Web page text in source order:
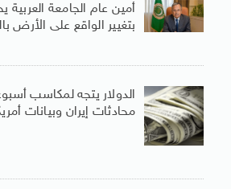
أمين عام الجامعة العربية
بتغيير الواقع على الأرض
الدولار يتجه لمكاسب
محادثات إيران وبيانات